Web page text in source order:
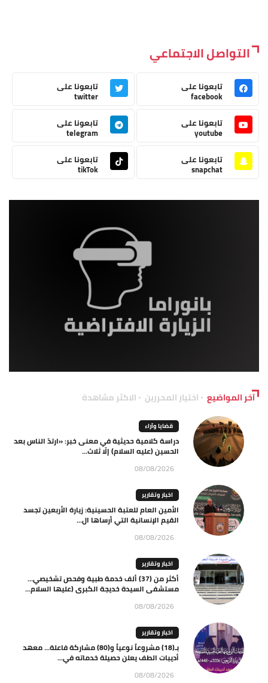
التواصل الاجتماعي
تابعونا على
facebook
تابعونا على
twitter
تابعونا على
youtube
تابعونا على
telegram
تابعونا على
snapchat
تابعونا على
tikTok
آخر المواضيع اختيار المحررين الاكثر مشاهدة
قضايا وآراء
دراسة كلامية حديثية في معنى خبر: «ارتدّ الناس بعد
الحسين (عليه السلام) إلّا ثلاث...
08/08/2026
اخبار وتقارير
الأمين العام للعتبة الحسينية: زيارة الأربعين تجسد
القيم الإنسانية التي أرساها ال...
08/08/2026
اخبار وتقارير
أكثر من (37) ألف خدمة طبية وفحص تشخيصي…
مستشفى السيدة خديجة الكبرى (عليها السلام...
08/08/2026
اخبار وتقارير
بـ(18) مشروعاً نوعياً و(80) مشاركة فاعلة… معهد
أديبات الطف يعلن حصيلة خدماته في...
08/08/2026